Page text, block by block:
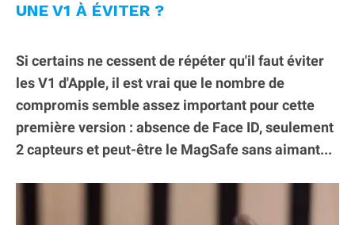
UNE V1 À ÉVITER ?
Si certains ne cessent de répéter qu'il faut éviter
les V1 d'Apple, il est vrai que le nombre de
compromis semble assez important pour cette
première version : absence de Face ID, seulement
2 capteurs et peut-être le MagSafe sans aimant...